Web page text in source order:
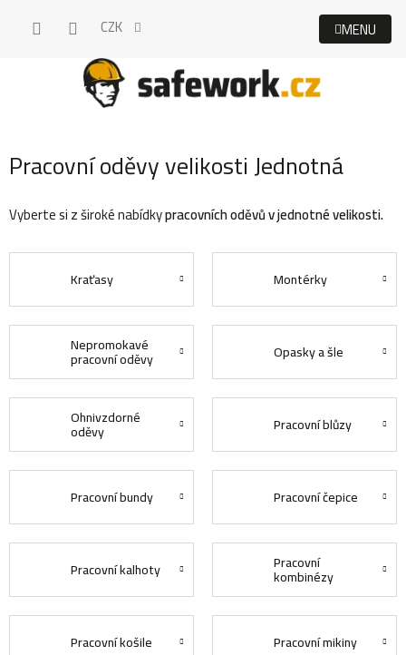
CZK
Pracovní oděvy velikosti Jednotná
Vyberte si z široké nabídkypracovních oděvů v jednotné velikosti.
Kraťasy Montérky
Nepromokavé
pracovní oděvy Opasky a šle
Ohnivzdorné
oděvy Pracovní blůzy
Pracovní bundy Pracovní čepice
Pracovní kalhoty Pracovní
kombinézy
Pracovní košile Pracovní mikiny